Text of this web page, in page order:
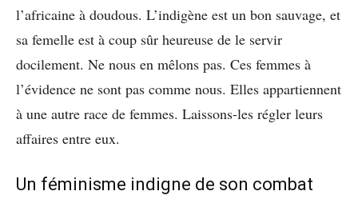
l’africaine à doudous. L’indigène est un bon sauvage, et
sa femelle est à coup sûr heureuse de le servir
docilement. Ne nous en mêlons pas. Ces femmes à
l’évidence ne sont pas comme nous. Elles appartiennent
à une autre race de femmes. Laissons-les régler leurs
affaires entre eux.
Un féminisme indigne de son combat